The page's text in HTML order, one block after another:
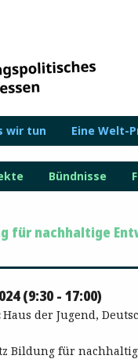
wir tun Eine Welt-
Bündnisse
für nachhaltige
(9:30 - 17:00)
Haus der Jugend,
Bildung für